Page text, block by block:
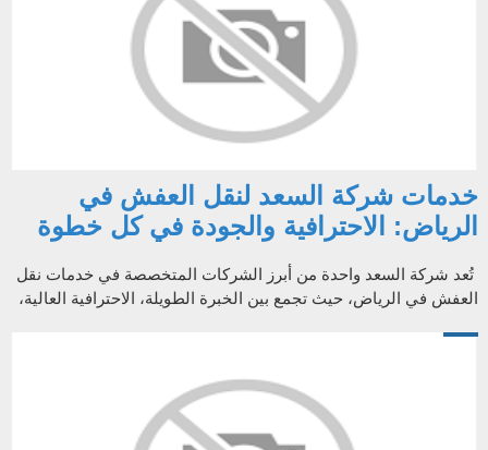
خدمات شركة السعد لنقل العفش في
الرياض: الاحترافية والجودة في كل خطوة
تُعد شركة السعد واحدة من أبرز الشركات المتخصصة في خدمات نقل
العفش في الرياض، حيث تجمع بين الخبرة الطويلة، الاحترافية العالية،